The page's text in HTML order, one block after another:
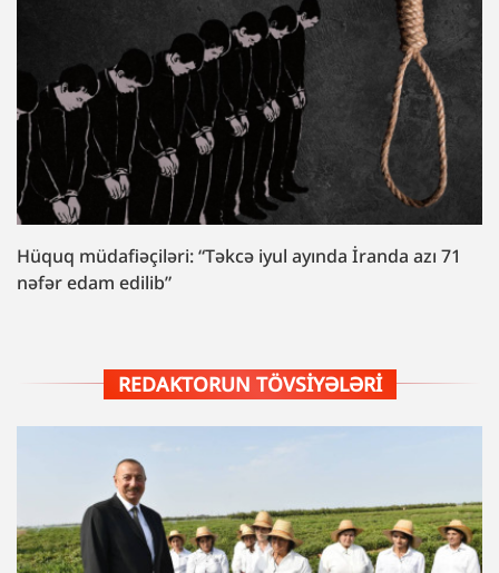
Hüquq müdafiəçiləri: “Təkcə iyul ayında İranda azı 71
nəfər edam edilib”
REDAKTORUN TÖVSIYƏLƏRI